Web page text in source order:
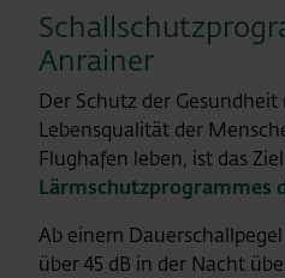
Anrainer
Der Schutz der
Lebensqualität der
Flughafen leben, ist das
Lärmschutzprogrammes
Ab einem
über 45 dB in der Nacht